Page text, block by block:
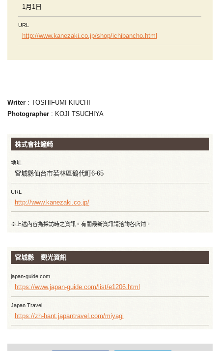
1月1日
URL
http://www.kanezaki.co.jp/shop/ichibancho.html
Writer: TOSHIFUMI KIUCHI
Photographer: KOJI TSUCHIYA
株式會社鐘崎
地址
宮城縣仙台市若林區鶴代町6-65
URL
http://www.kanezaki.co.jp/
※上述內容為採訪時之資訊。有關最新資訊請洽詢各店鋪。
宮城縣 觀光資訊
japan-guide.com
https://www.japan-guide.com/list/e1206.html
Japan Travel
https://zh-hant.japantravel.com/miyagi